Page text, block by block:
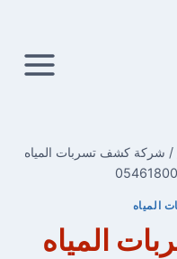
/ شركة كشف تسربات المياه
المياه
المياه